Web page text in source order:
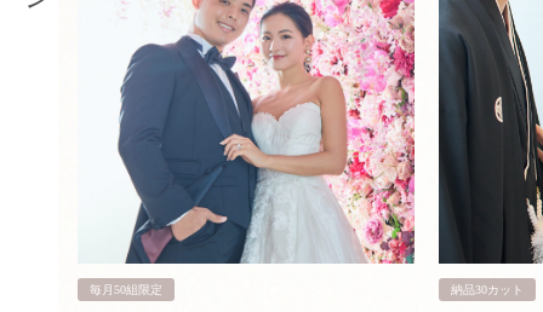
毎月50組限定 納品30カット